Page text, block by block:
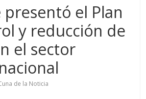
el Plan
y reducción de
el sector
de la Noticia